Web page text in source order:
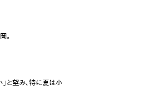
。
と望み、特に夏は小